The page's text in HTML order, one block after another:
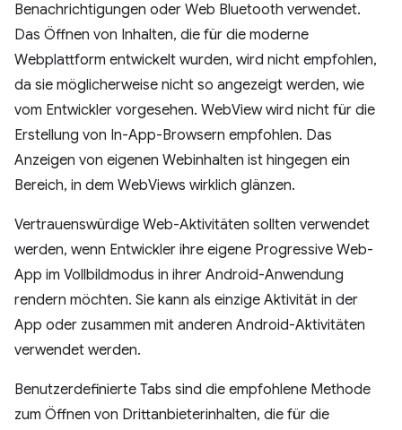
Benachrichtigungen oder Web Bluetooth verwendet.
Das Öffnen von Inhalten, die für die moderne
Webplattform entwickelt wurden, wird nicht empfohlen,
da sie möglicherweise nicht so angezeigt werden, wie
vom Entwickler vorgesehen. WebView wird nicht für die
Erstellung von In-App-Browsern empfohlen. Das
Anzeigen von eigenen Webinhalten ist hingegen ein
Bereich, in dem WebViews wirklich glänzen.
Vertrauenswürdige Web-Aktivitäten sollten verwendet
werden, wenn Entwickler ihre eigene Progressive Web-
App im Vollbildmodus in ihrer Android-Anwendung
rendern möchten. Sie kann als einzige Aktivität in der
App oder zusammen mit anderen Android-Aktivitäten
verwendet werden.
Benutzerdefinierte Tabs sind die empfohlene Methode
zum Öffnen von Drittanbieterinhalten, die für die